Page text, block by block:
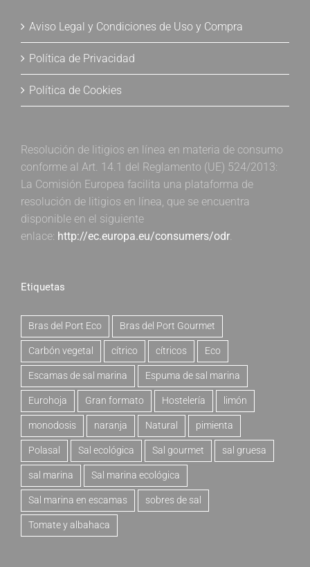
Aviso Legal y Condiciones de Uso y Compra
Política de Privacidad
Política de Cookies
Resolución de litigios en línea en materia de consumo
conforme al Art. 14.1 del Reglamento (UE) 524/2013:
La Comisión Europea facilita una plataforma de
resolución de litigios en línea, que se encuentra
disponible en el siguiente
enlace: http://ec.europa.eu/consumers/odr.
Etiquetas
Bras del Port Eco Bras del Port Gourmet
Carbón vegetal cítrico cítricos Eco
Escamas de sal marina Espuma de sal marina
Eurohoja Gran formato Hostelería limón
monodosis naranja Natural pimienta
Polasal Sal ecológica Sal gourmet sal gruesa
sal marina Sal marina ecológica
Sal marina en escamas sobres de sal
Tomate y albahaca